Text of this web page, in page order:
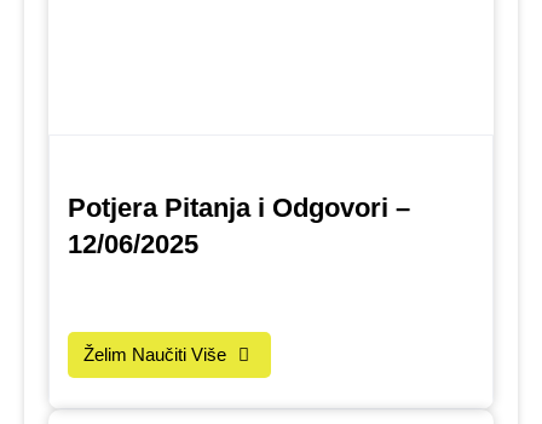
Potjera Pitanja i Odgovori –
12/06/2025
Želim Naučiti Više